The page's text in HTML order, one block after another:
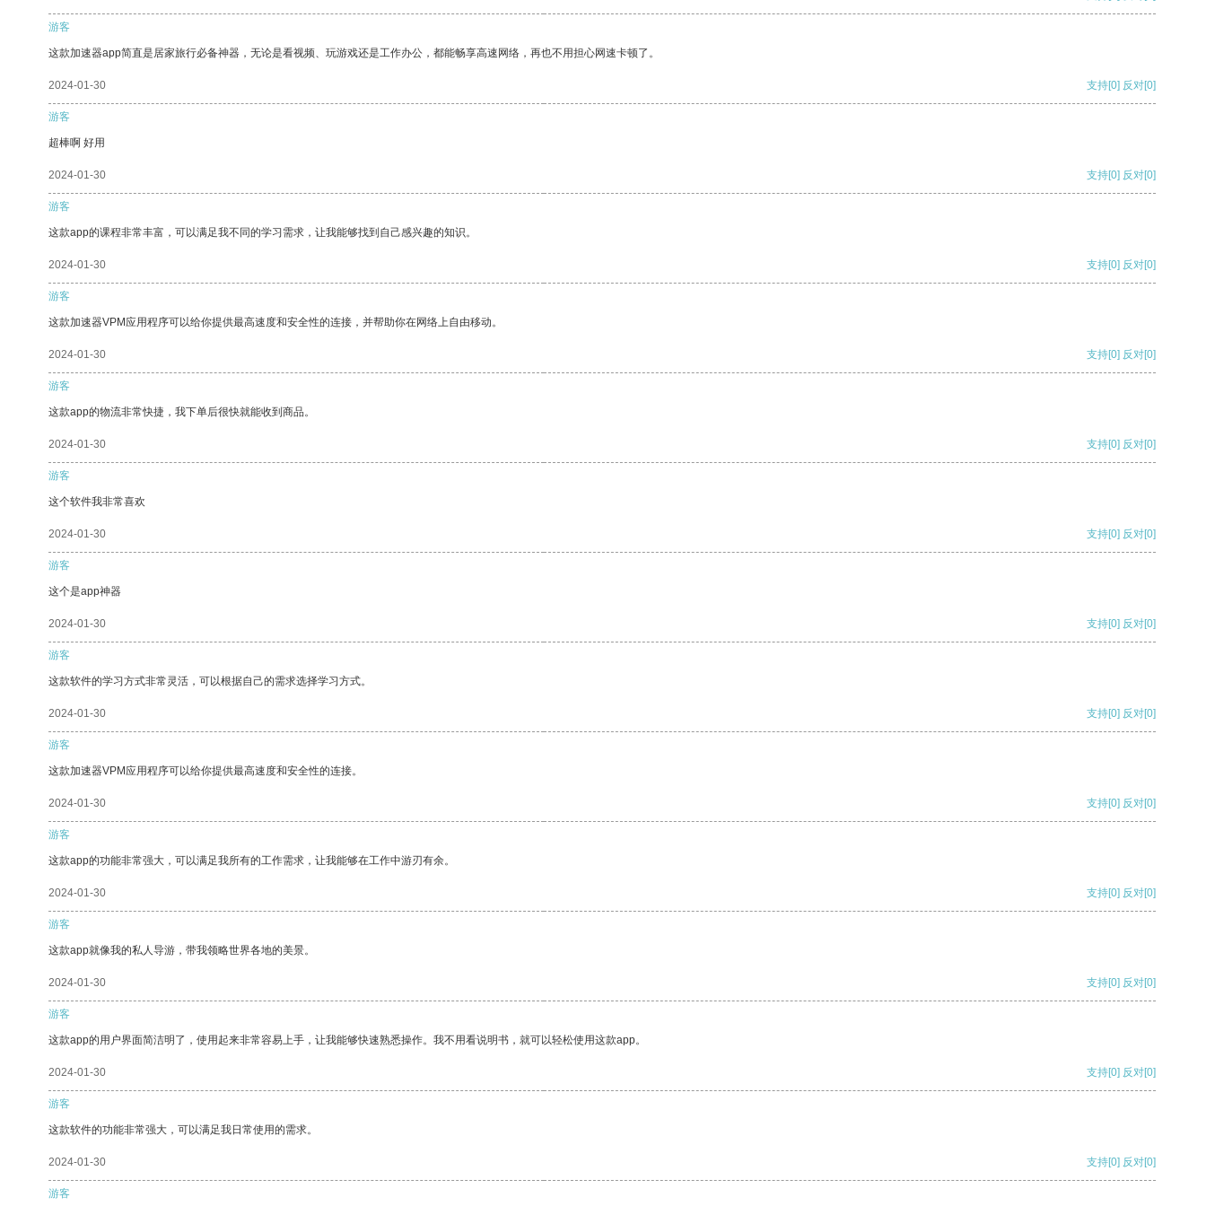
游客
这款加速器app简直是居家旅行必备神器，无论是看视频、玩游戏还是工作办公，都能畅享高速网络，再也不用担心网速卡顿了。
2024-01-30 支持[0] 反对[0]
游客
超棒啊 好用
2024-01-30 支持[0] 反对[0]
游客
这款app的课程非常丰富，可以满足我不同的学习需求，让我能够找到自己感兴趣的知识。
2024-01-30 支持[0] 反对[0]
游客
这款加速器VPM应用程序可以给你提供最高速度和安全性的连接，并帮助你在网络上自由移动。
2024-01-30 支持[0] 反对[0]
游客
这款app的物流非常快捷，我下单后很快就能收到商品。
2024-01-30 支持[0] 反对[0]
游客
这个软件我非常喜欢
2024-01-30 支持[0] 反对[0]
游客
这个是app神器
2024-01-30 支持[0] 反对[0]
游客
这款软件的学习方式非常灵活，可以根据自己的需求选择学习方式。
2024-01-30 支持[0] 反对[0]
游客
这款加速器VPM应用程序可以给你提供最高速度和安全性的连接。
2024-01-30 支持[0] 反对[0]
游客
这款app的功能非常强大，可以满足我所有的工作需求，让我能够在工作中游刃有余。
2024-01-30 支持[0] 反对[0]
游客
这款app就像我的私人导游，带我领略世界各地的美景。
2024-01-30 支持[0] 反对[0]
游客
这款app的用户界面简洁明了，使用起来非常容易上手，让我能够快速熟悉操作。我不用看说明书，就可以轻松使用这款app。
2024-01-30 支持[0] 反对[0]
游客
这款软件的功能非常强大，可以满足我日常使用的需求。
2024-01-30 支持[0] 反对[0]
游客